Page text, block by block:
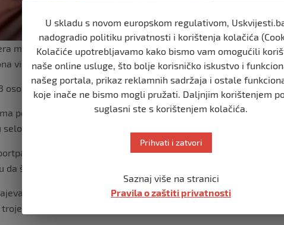
masu ljudi koji su se okupili u selu pored delte Nila kako bi
virusa, pišu lokalni mediji.
uhapšene.
pokazuju desetine ljudi koji su se okupili ispred
iz straha da bi tijelo ljekara moglo da proširi virus.
Ministarstva zdravlja, prije sahranjivanja se pažljivo
šire zarazu.
korona virusa, što je ukupno 1.939, od kojih je 146
je umrlo, piše “
U skladu s novom europskom regulativom,
nadogradio politiku privatnosti i korištenja kolačića
Kolačiće upotrebljavamo kako bismo vam omogućili
naše online usluge, što bolje korisničko iskustvo i
našeg portala, prikaz reklamnih sadržaja i ostale
koje inače ne bismo mogli pružati. Daljnjim korištenjem
suglasni ste s korištenjem kolačića.
Prihvati i zatvori
Saznaj više na stranici
Pravila o zaštiti privatnosti